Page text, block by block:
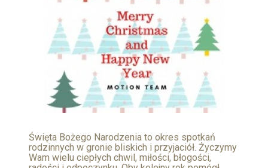
Święta Bożego Narodzenia to okres spotkań
rodzinnych w gronie bliskich i przyjaciół. Życzymy
Wam wielu ciepłych chwil, miłości, błogości,